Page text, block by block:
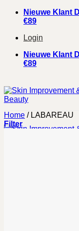
Nieuwe Klant
€89
Login
Nieuwe Klant
€89
Home /LABAREAU
Filter